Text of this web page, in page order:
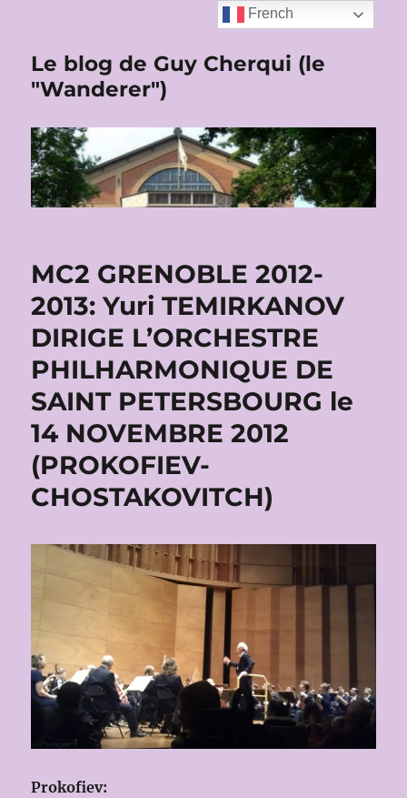
Le blog de Guy Cherqui (le
"Wanderer")
MC2 GRENOBLE 2012-
2013: Yuri TEMIRKANOV
DIRIGE L’ORCHESTRE
PHILHARMONIQUE DE
SAINT PETERSBOURG le
14 NOVEMBRE 2012
(PROKOFIEV-
CHOSTAKOVITCH)
Prokofiev:
French